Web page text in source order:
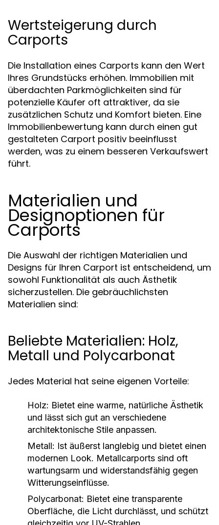
Wertsteigerung durch
Carports
Die Installation eines Carports kann den Wert
Ihres Grundstücks erhöhen. Immobilien mit
überdachten Parkmöglichkeiten sind für
potenzielle Käufer oft attraktiver, da sie
zusätzlichen Schutz und Komfort bieten. Eine
Immobilienbewertung kann durch einen gut
gestalteten Carport positiv beeinflusst
werden, was zu einem besseren Verkaufswert
führt.
Materialien und
Designoptionen für
Carports
Die Auswahl der richtigen Materialien und
Designs für Ihren Carport ist entscheidend, um
sowohl Funktionalität als auch Ästhetik
sicherzustellen. Die gebräuchlichsten
Materialien sind:
Beliebte Materialien: Holz,
Metall und Polycarbonat
Jedes Material hat seine eigenen Vorteile:
Holz: Bietet eine warme, natürliche Ästhetik
und lässt sich gut an verschiedene
architektonische Stile anpassen.
Metall: Ist äußerst langlebig und bietet einen
modernen Look. Metallcarports sind oft
wartungsarm und widerstandsfähig gegen
Witterungseinflüsse.
Polycarbonat: Bietet eine transparente
Oberfläche, die Licht durchlässt, und schützt